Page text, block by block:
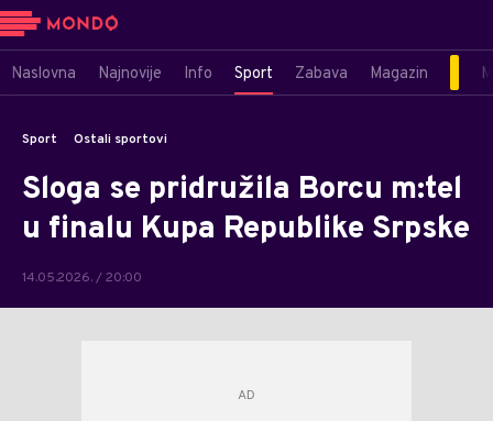
Naslovna Najnovije Info Sport Zabava Magazin
Sport Ostali sportovi
Sloga se pridružila Borcu m:tel
u finalu Kupa Republike Srpske
14.05.2026. / 20:00